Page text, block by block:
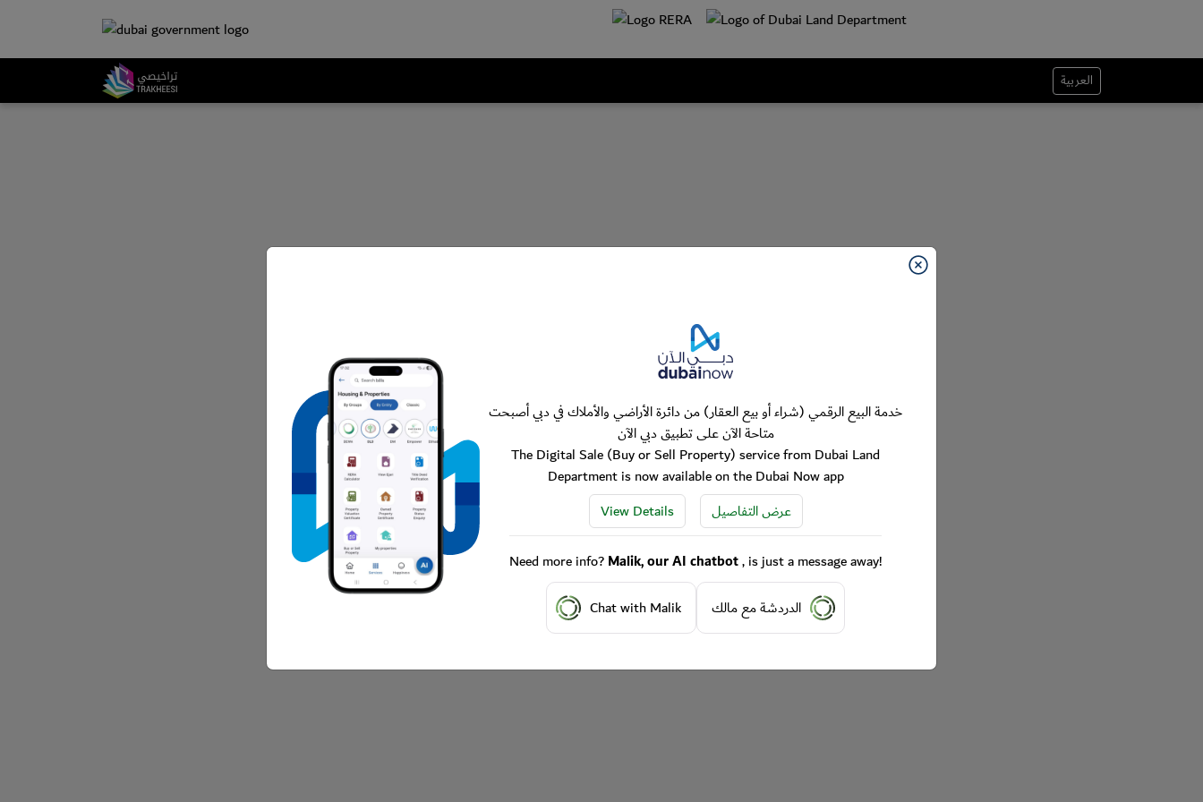
العربية
خدمة البيع الرقمي (شراء أو بيع العقار) من دائرة الأراضي والأملاك في دبي أصبحت
متاحة الآن على تطبيق دبي الآن
The Digital Sale (Buy or Sell Property) service from Dubai Land
Department is now available on the Dubai Now app
View Details
عرض التفاصيل
Need more info?Malik, our AI chatbot, is just a message away!
Chat with Malik
الدردشة مع مالك